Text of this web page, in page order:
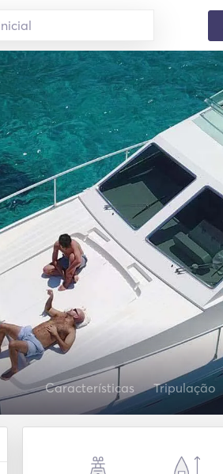
Características Tripulação